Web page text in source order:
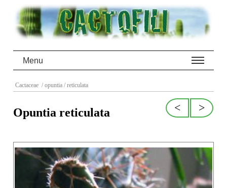
Menu
Cactaceae / opuntia / reticulata
>
<
Opuntia reticulata